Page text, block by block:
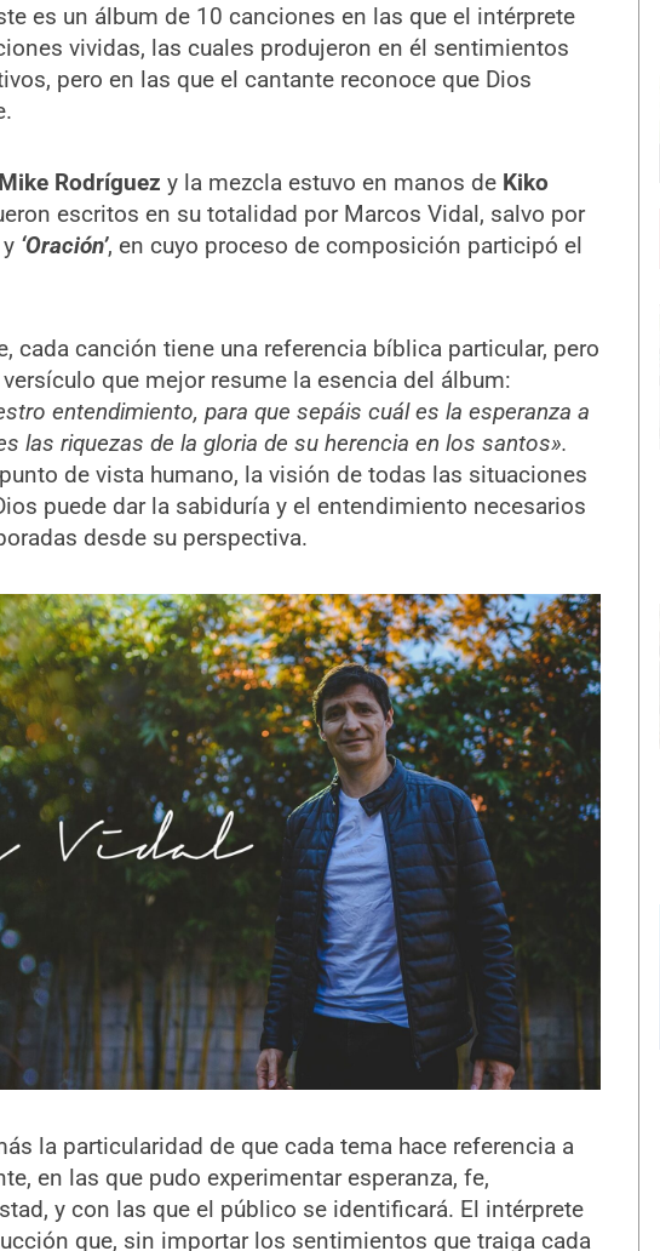
es un álbum de 10 canciones en las que el intérprete
vividas, las cuales produjeron en él sentimientos
pero en las que el cantante reconoce que Dios
Mike Rodríguez y la mezcla estuvo en manos de Kiko
escritos en su totalidad por Marcos Vidal, salvo por
‘Oración’, en cuyo proceso de composición participó el
cada canción tiene una referencia bíblica particular, pero
que mejor resume la esencia del álbum:
entendimiento, para que sepáis cuál es la esperanza a
las riquezas de la gloria de su herencia en los santos».
de vista humano, la visión de todas las situaciones
puede dar la sabiduría y el entendimiento necesarios
desde su perspectiva.
la particularidad de que cada tema hace referencia a
en las que pudo experimentar esperanza, fe,
y con las que el público se identificará. El intérprete
que, sin importar los sentimientos que traiga cada